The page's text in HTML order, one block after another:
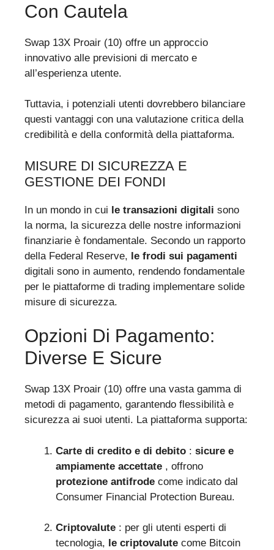
Con Cautela
Swap 13X Proair (10) offre un approccio
innovativo alle previsioni di mercato e
all’esperienza utente.
Tuttavia, i potenziali utenti dovrebbero bilanciare
questi vantaggi con una valutazione critica della
credibilità e della conformità della piattaforma.
MISURE DI SICUREZZA E
GESTIONE DEI FONDI
In un mondo in cui le transazioni digitali sono
la norma, la sicurezza delle nostre informazioni
finanziarie è fondamentale. Secondo un rapporto
della Federal Reserve, le frodi sui pagamenti
digitali sono in aumento, rendendo fondamentale
per le piattaforme di trading implementare solide
misure di sicurezza.
Opzioni Di Pagamento:
Diverse E Sicure
Swap 13X Proair (10) offre una vasta gamma di
metodi di pagamento, garantendo flessibilità e
sicurezza ai suoi utenti. La piattaforma supporta:
Carte di credito e di debito : sicure e
ampiamente accettate , offrono
protezione antifrode come indicato dal
Consumer Financial Protection Bureau.
Criptovalute : per gli utenti esperti di
tecnologia, le criptovalute come Bitcoin